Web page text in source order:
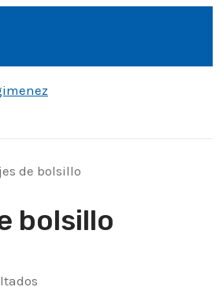
de bolsillo
bolsillo